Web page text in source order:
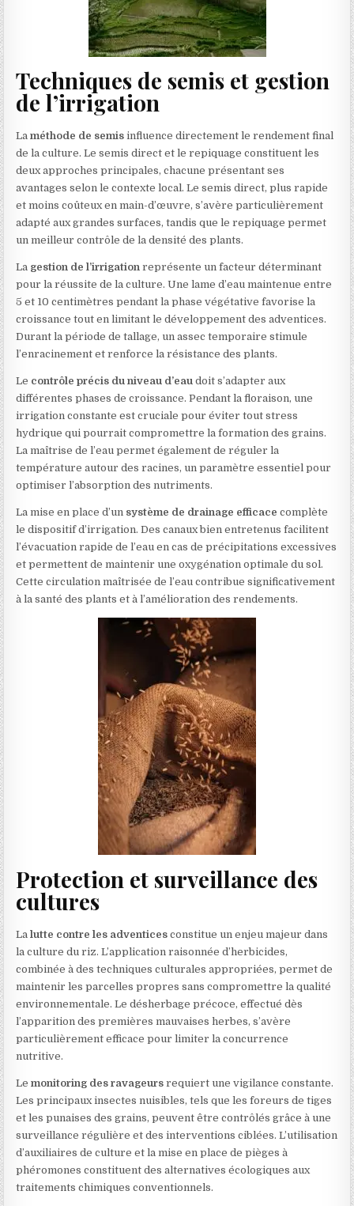
Techniques de semis et gestion
de l’irrigation
Laméthode de semis influence directement le rendement final
de la culture. Le semis direct et le repiquage constituent les
deux approches principales, chacune présentant ses
avantages selon le contexte local. Le semis direct, plus rapide
et moins coûteux en main-d’œuvre, s’avère particulièrement
adapté aux grandes surfaces, tandis que le repiquage permet
un meilleur contrôle de la densité des plants.
La gestion de l’irrigation représente un facteur déterminant
pour la réussite de la culture. Une lame d’eau maintenue entre
5 et 10 centimètres pendant la phase végétative favorise la
croissance tout en limitant le développement des adventices.
Durant la période de tallage, un assec temporaire stimule
l’enracinement et renforce la résistance des plants.
Le contrôle précis du niveau d’eau doit s’adapter aux
différentes phases de croissance. Pendant la floraison, une
irrigation constante est cruciale pour éviter tout stress
hydrique qui pourrait compromettre la formation des grains.
La maîtrise de l’eau permet également de réguler la
température autour des racines, un paramètre essentiel pour
optimiser l’absorption des nutriments.
La mise en place d’un système de drainage efficace complète
le dispositif d’irrigation. Des canaux bien entretenus facilitent
l’évacuation rapide de l’eau en cas de précipitations excessives
et permettent de maintenir une oxygénation optimale du sol.
Cette circulation maîtrisée de l’eau contribue significativement
à la santé des plants et à l’amélioration des rendements.
Protection et surveillance des
cultures
Lalutte contre les adventices constitue un enjeu majeur dans
la culture du riz. L’application raisonnée d’herbicides,
combinée à des techniques culturales appropriées, permet de
maintenir les parcelles propres sans compromettre la qualité
environnementale. Le désherbage précoce, effectué dès
l’apparition des premières mauvaises herbes, s’avère
particulièrement efficace pour limiter la concurrence
nutritive.
Lemonitoring des ravageurs requiert une vigilance constante.
Les principaux insectes nuisibles, tels que les foreurs de tiges
et les punaises des grains, peuvent être contrôlés grâce à une
surveillance régulière et des interventions ciblées. L’utilisation
d’auxiliaires de culture et la mise en place de pièges à
phéromones constituent des alternatives écologiques aux
traitements chimiques conventionnels.